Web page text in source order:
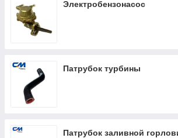
Электробензонасос
Патрубок турбины
Патрубок заливной